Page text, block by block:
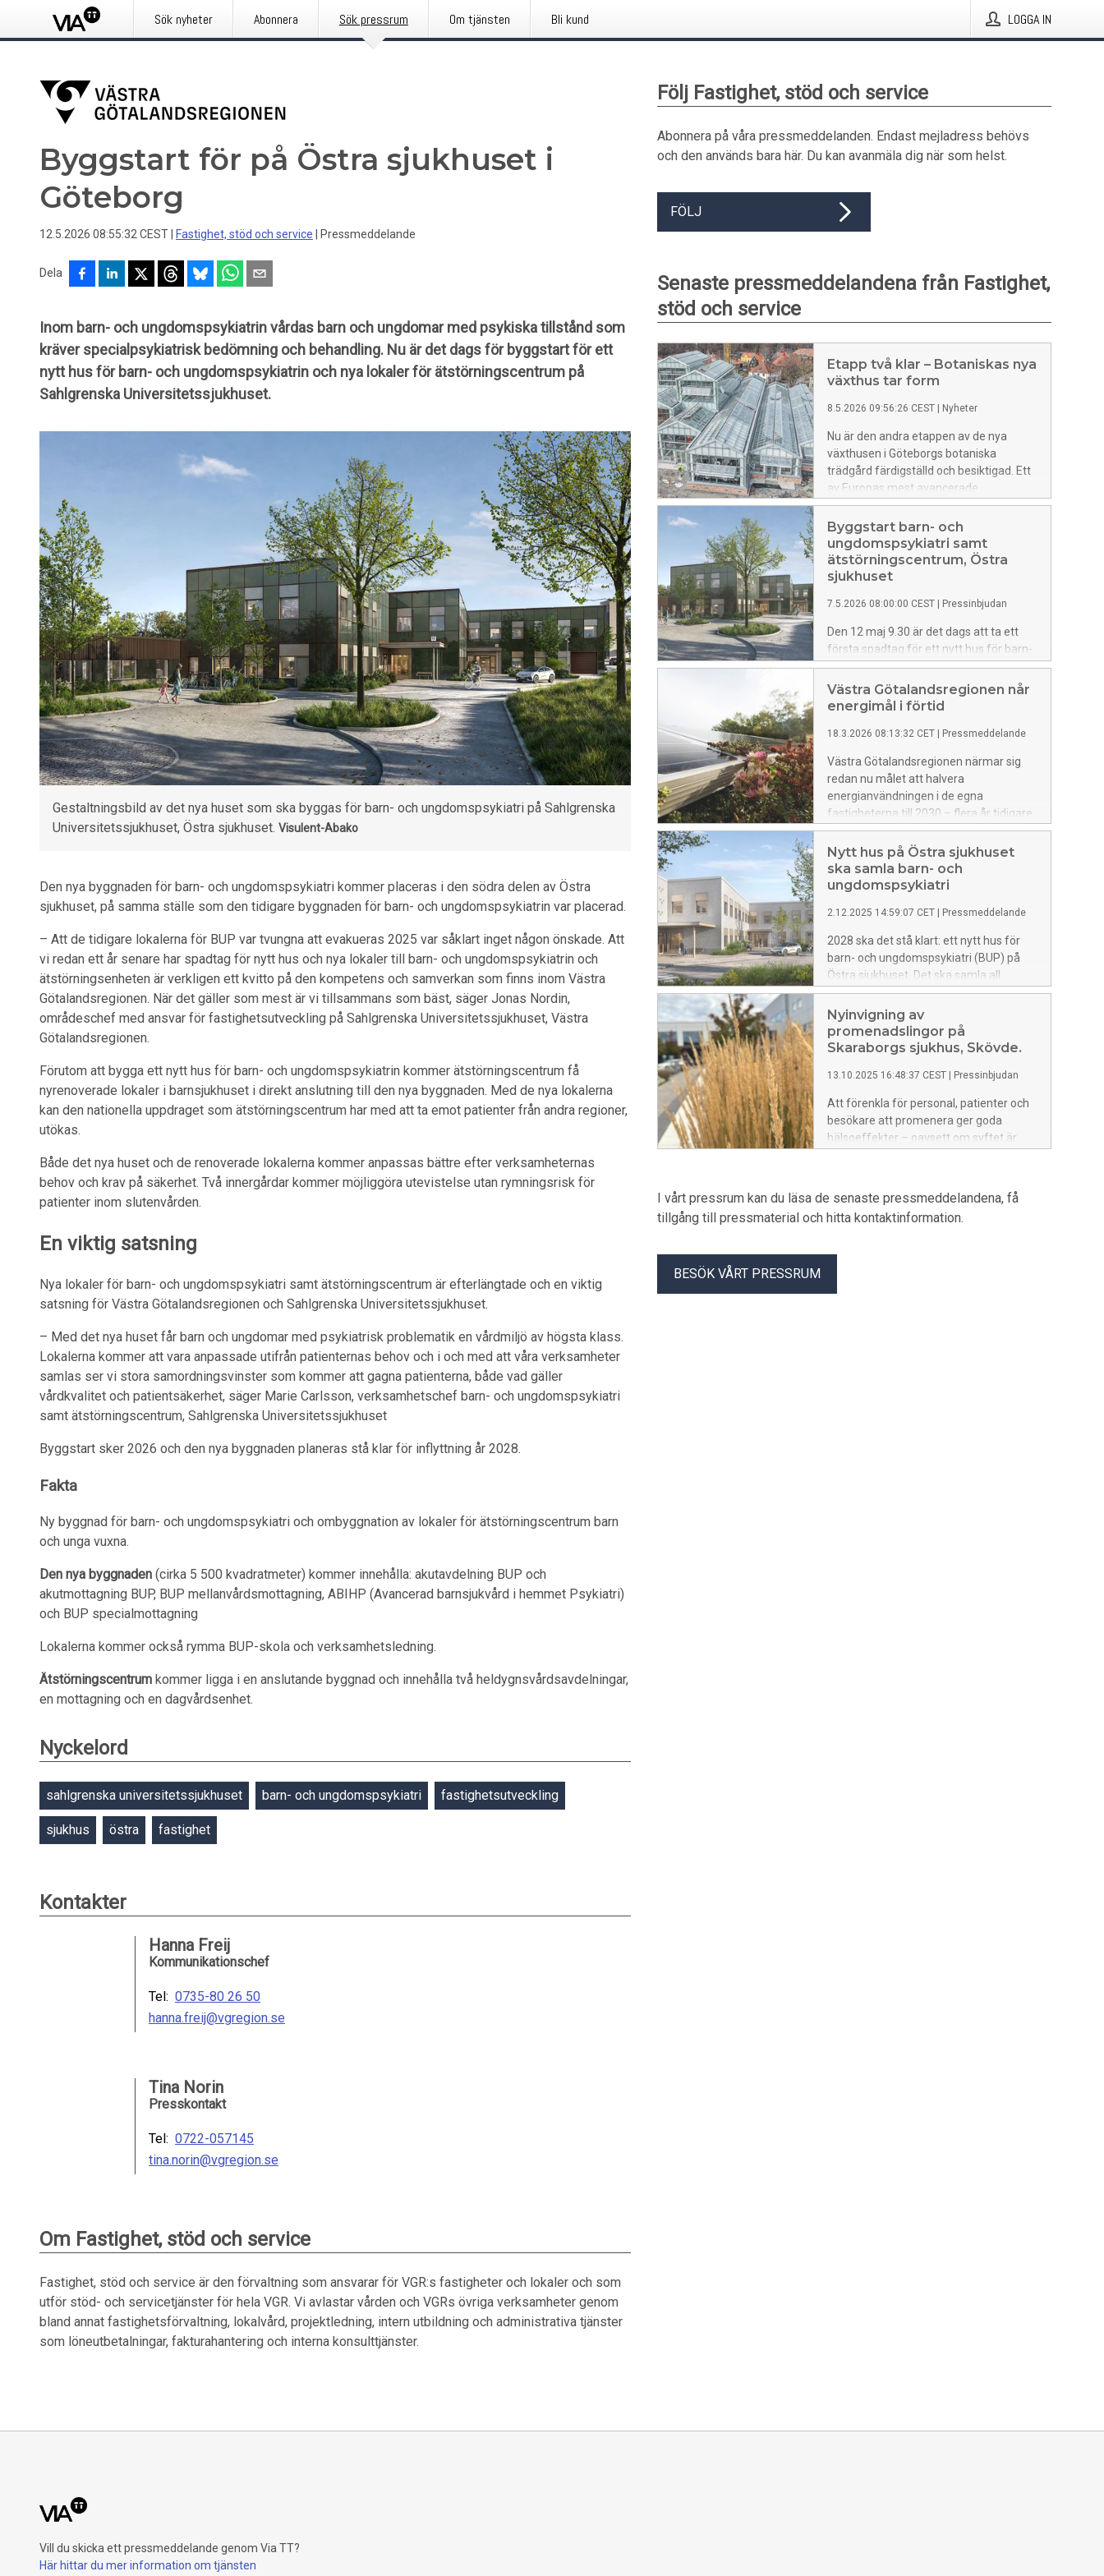
Sök nyheter Abonnera Sök pressrum Om tjänsten Bli kund LOGGA IN
Byggstart för på Östra sjukhuset i
Göteborg
12.5.2026 08:55:32 CEST Fastighet, stöd och service Pressmeddelande
Dela
Inom barn- och ungdomspsykiatrin vårdas barn och ungdomar med psykiska tillstånd som
kräver specialpsykiatrisk bedömning och behandling. Nu är det dags för byggstart för ett
nytt hus för barn- och ungdomspsykiatrin och nya lokaler för ätstörningscentrum på
Sahlgrenska Universitetssjukhuset.
Gestaltningsbild av det nya huset som ska byggas för barn- och ungdomspsykiatri på Sahlgrenska
Universitetssjukhuset, Östra sjukhuset. Visulent-Abako
Den nya byggnaden för barn- och ungdomspsykiatri kommer placeras i den södra delen av Östra
sjukhuset, på samma ställe som den tidigare byggnaden för barn- och ungdomspsykiatrin var placerad.
– Att de tidigare lokalerna för BUP var tvungna att evakueras 2025 var såklart inget någon önskade. Att
vi redan ett år senare har spadtag för nytt hus och nya lokaler till barn- och ungdomspsykiatrin och
ätstörningsenheten är verkligen ett kvitto på den kompetens och samverkan som finns inom Västra
Götalandsregionen. När det gäller som mest är vi tillsammans som bäst, säger Jonas Nordin,
områdeschef med ansvar för fastighetsutveckling på Sahlgrenska Universitetssjukhuset, Västra
Götalandsregionen.
Förutom att bygga ett nytt hus för barn- och ungdomspsykiatrin kommer ätstörningscentrum få
nyrenoverade lokaler i barnsjukhuset i direkt anslutning till den nya byggnaden. Med de nya lokalerna
kan den nationella uppdraget som ätstörningscentrum har med att ta emot patienter från andra regioner,
utökas.
Både det nya huset och de renoverade lokalerna kommer anpassas bättre efter verksamheternas
behov och krav på säkerhet. Två innergårdar kommer möjliggöra utevistelse utan rymningsrisk för
patienter inom slutenvården.
En viktig satsning
Nya lokaler för barn- och ungdomspsykiatri samt ätstörningscentrum är efterlängtade och en viktig
satsning för Västra Götalandsregionen och Sahlgrenska Universitetssjukhuset.
– Med det nya huset får barn och ungdomar med psykiatrisk problematik en vårdmiljö av högsta klass.
Lokalerna kommer att vara anpassade utifrån patienternas behov och i och med att våra verksamheter
samlas ser vi stora samordningsvinster som kommer att gagna patienterna, både vad gäller
vårdkvalitet och patientsäkerhet, säger Marie Carlsson, verksamhetschef barn- och ungdomspsykiatri
samt ätstörningscentrum, Sahlgrenska Universitetssjukhuset
Byggstart sker 2026 och den nya byggnaden planeras stå klar för inflyttning år 2028.
Fakta
Ny byggnad för barn- och ungdomspsykiatri och ombyggnation av lokaler för ätstörningscentrum barn
och unga vuxna.
Den nya byggnaden (cirka 5 500 kvadratmeter) kommer innehålla: akutavdelning BUP och
akutmottagning BUP, BUP mellanvårdsmottagning, ABIHP (Avancerad barnsjukvård i hemmet Psykiatri)
och BUP specialmottagning
Lokalerna kommer också rymma BUP-skola och verksamhetsledning.
Ätstörningscentrum kommer ligga i en anslutande byggnad och innehålla två heldygnsvårdsavdelningar,
en mottagning och en dagvårdsenhet.
Nyckelord
sahlgrenska universitetssjukhuset barn- och ungdomspsykiatri fastighetsutveckling
sjukhus östra fastighet
Kontakter
Hanna Freij
Kommunikationschef
Tel: 0735-80 26 50
hanna.freij@vgregion.se
Tina Norin
Presskontakt
Tel: 0722-057145
tina.norin@vgregion.se
Om Fastighet, stöd och service
Fastighet, stöd och service är den förvaltning som ansvarar för VGR:s fastigheter och lokaler och som
utför stöd- och servicetjänster för hela VGR. Vi avlastar vården och VGRs övriga verksamheter genom
bland annat fastighetsförvaltning, lokalvård, projektledning, intern utbildning och administrativa tjänster
som löneutbetalningar, fakturahantering och interna konsulttjänster.
Följ Fastighet, stöd och service
Abonnera på våra pressmeddelanden. Endast mejladress behövs
och den används bara här. Du kan avanmäla dig när som helst.
FÖLJ
Senaste pressmeddelandena från Fastighet,
stöd och service
Etapp två klar – Botaniskas nya
växthus tar form
8.5.2026 09:56:26 CEST Nyheter
Nu är den andra etappen av de nya
växthusen i Göteborgs botaniska
trädgård färdigställd och besiktigad. Ett
av Europas mest avancerade
växthusprojekt har tagit ytterligare ett
steg.
Byggstart barn- och
ungdomspsykiatri samt
ätstörningscentrum, Östra
sjukhuset
7.5.2026 08:00:00 CEST Pressinbjudan
Den 12 maj 9.30 är det dags att ta ett
första spadtag för ett nytt hus för barn-
och ungdomspsykiatri samt nya lokaler
för ätstörningscentrum, Östra sjukhuset.
Välkommen på byggstart!
Västra Götalandsregionen når
energimål i förtid
18.3.2026 08:13:32 CET Pressmeddelande
Västra Götalandsregionen närmar sig
redan nu målet att halvera
energianvändningen i de egna
fastigheterna till 2030 – flera år tidigare
än planerat. Rekordlåg
energianvändning visar att långsiktighet
och systematik i energiarbetet gett
resultat.
Nytt hus på Östra sjukhuset
ska samla barn- och
ungdomspsykiatri
2.12.2025 14:59:07 CET Pressmeddelande
2028 ska det stå klart: ett nytt hus för
barn- och ungdomspsykiatri (BUP) på
Östra sjukhuset. Det ska samla all
slutenvård inom barn- och
ungdomspsykiatri, och dessutom
rymma öppenvård och dagvård för
ätstörningar samt en skola för
Nyinvigning av
promenadslingor på
Skaraborgs sjukhus, Skövde.
13.10.2025 16:48:37 CEST Pressinbjudan
Att förenkla för personal, patienter och
besökare att promenera ger goda
hälsoeffekter – oavsett om syftet är
sjukhus.
I vårt pressrum kan du läsa de senaste pressmeddelandena, få
tillgång till pressmaterial och hitta kontaktinformation.
BESÖK VÅRT PRESSRUM
Vill du skicka ett pressmeddelande genom Via TT?
Här hittar du mer information om tjänsten